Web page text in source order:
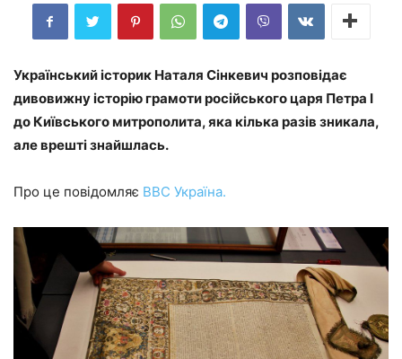
Український історик Наталя Сінкевич розповідає
дивовижну історію грамоти російського царя Петра І
до Київського митрополита, яка кілька разів зникала,
але врешті знайшлась.
Про це повідомляє ВВС Україна.